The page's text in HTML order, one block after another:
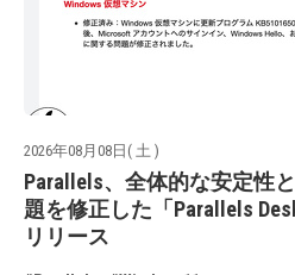
2026年08月08日( 土 )
Parallels、全体的な安定性
題を修正した「Parallels
リリース